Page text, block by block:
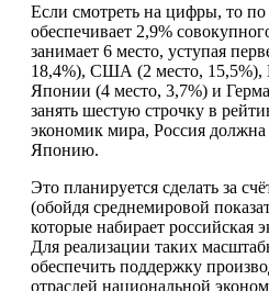
Если смотреть на цифры, то по
обеспечивает 2,9%
занимает 6 место, уступая
18,4%), США (2 место, 15,5%),
Японии (4 место, 3,7%) и
занять шестую строчку в
экономик мира, Россия
Японию.
Это планируется сделать за
(обойдя среднемировой
которые набирает российская
Для реализации таких
обеспечить поддержку
отраслей национальной